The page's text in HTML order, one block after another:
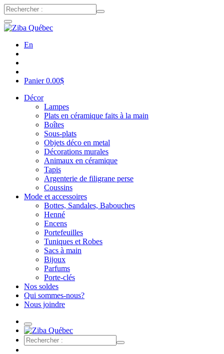
En
Panier0.00$
Décor
Lampes
Plats en céramique faits à la main
Boîtes
Sous-plats
Objets déco en metal
Décorations murales
Animaux en céramique
Tapis
Argenterie de filigrane perse
Coussins
Mode et accessoires
Bottes, Sandales, Babouches
Henné
Encens
Portefeuilles
Tuniques et Robes
Sacs à main
Bijoux
Parfums
Porte-clés
Nos soldes
Qui sommes-nous?
Nous joindre